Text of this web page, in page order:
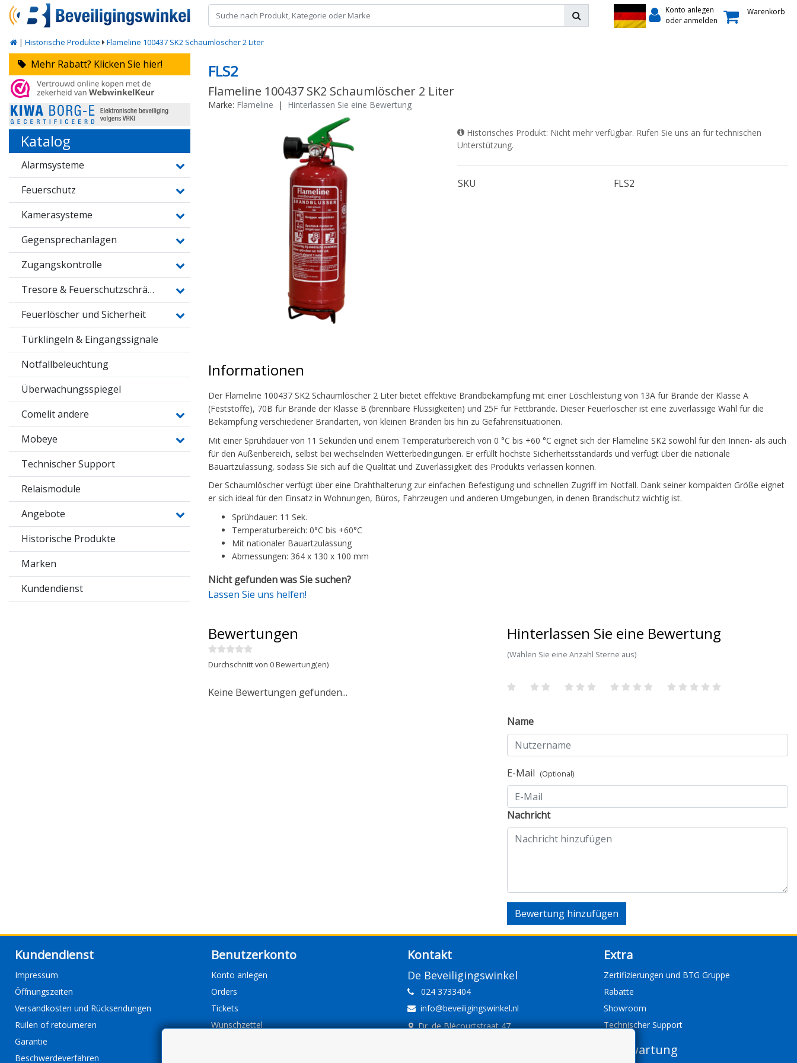
Konto anlegen
oder anmelden
Warenkorb
| Historische Produkte Flameline 100437 SK2 Schaumlöscher 2 Liter
Mehr Rabatt? Klicken Sie hier!
Katalog
Alarmsysteme
Feuerschutz
Kamerasysteme
Gegensprechanlagen
Zugangskontrolle
Tresore & Feuerschutzschränke
Feuerlöscher und Sicherheit
Türklingeln & Eingangssignale
Notfallbeleuchtung
Überwachungsspiegel
Comelit andere
Mobeye
Technischer Support
Relaismodule
Angebote
Historische Produkte
Marken
Kundendienst
FLS2
Flameline 100437 SK2 Schaumlöscher 2 Liter
Marke: Flameline | Hinterlassen Sie eine Bewertung
Historisches Produkt: Nicht mehr verfügbar. Rufen Sie uns an für technischen
Unterstützung.
SKU FLS2
Informationen
Der Flameline 100437 SK2 Schaumlöscher 2 Liter bietet effektive Brandbekämpfung mit einer Löschleistung von 13A für Brände der Klasse A
(Feststoffe), 70B für Brände der Klasse B (brennbare Flüssigkeiten) und 25F für Fettbrände. Dieser Feuerlöscher ist eine zuverlässige Wahl für die
Bekämpfung verschiedener Brandarten, von kleinen Bränden bis hin zu Gefahrensituationen.
Mit einer Sprühdauer von 11 Sekunden und einem Temperaturbereich von 0 °C bis +60 °C eignet sich der Flameline SK2 sowohl für den Innen- als auch
für den Außenbereich, selbst bei wechselnden Wetterbedingungen. Er erfüllt höchste Sicherheitsstandards und verfügt über die nationale
Bauartzulassung, sodass Sie sich auf die Qualität und Zuverlässigkeit des Produkts verlassen können.
Der Schaumlöscher verfügt über eine Drahthalterung zur einfachen Befestigung und schnellen Zugriff im Notfall. Dank seiner kompakten Größe eignet
er sich ideal für den Einsatz in Wohnungen, Büros, Fahrzeugen und anderen Umgebungen, in denen Brandschutz wichtig ist.
Sprühdauer: 11 Sek.
Temperaturbereich: 0°C bis +60°C
Mit nationaler Bauartzulassung
Abmessungen: 364 x 130 x 100 mm
Nicht gefunden was Sie suchen?
Lassen Sie uns helfen!
Bewertungen
Durchschnitt von 0 Bewertung(en)
Keine Bewertungen gefunden...
Hinterlassen Sie eine Bewertung
(Wählen Sie eine Anzahl Sterne aus)
Name
E-Mail (Optional)
Nachricht
Bewertung hinzufügen
Kundendienst
Impressum
Öffnungszeiten
Versandkosten und Rücksendungen
Ruilen of retourneren
Garantie
Beschwerdeverfahren
Benutzerkonto
Konto anlegen
Orders
Tickets
Wunschzettel
Kontakt
De Beveiligingswinkel
024 3733404
info@beveiligingswinkel.nl
Dr. de Blécourtstraat 47
Extra
Zertifizierungen und BTG Gruppe
Rabatte
Showroom
Technischer Support
Fernwartung